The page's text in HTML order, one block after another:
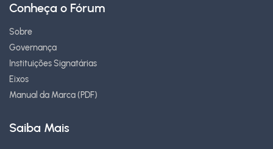
Conheça o Fórum
Sobre
Governança
Instituições Signatárias
Eixos
Manual da Marca (PDF)
Saiba Mais